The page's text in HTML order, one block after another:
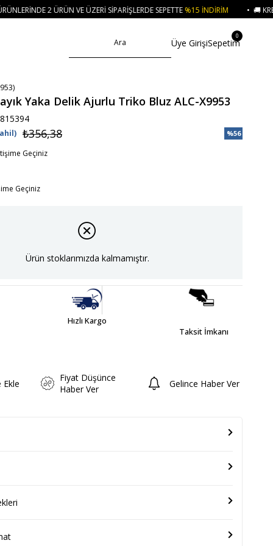
SIPARIŞLERDE SEPETTE%15 İNDIRIM • 🚚 KREDI KARTI VE HAVALE
Üye GirişiSepetim
0
Yaka Delik Ajurlu Triko Bluz ALC-X9953
%56
₺356,38
Geçiniz
Geçiniz
Ürün stoklarımızda kalmamıştır.
Hızlı Kargo
Taksit İmkanı
Ekle
Fiyat Düşünce
Haber Ver
Gelince Haber Ver